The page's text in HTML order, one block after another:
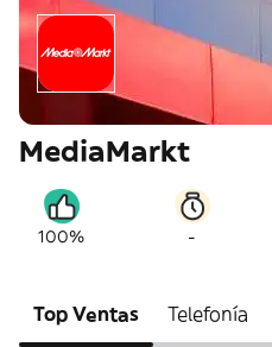
MediaMarkt
100% -
Top Ventas Telefonía